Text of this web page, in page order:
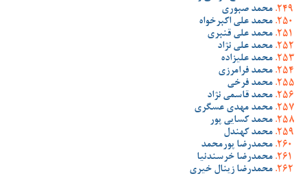
محمد صبوری
محمد علی اکبرخواه
محمد علی قنبری
محمد علی نژاد
محمد علیزاده
محمد فرامرزی
محمد فرخی
محمد قاسمی نژاد
محمد مهدی عسگری
محمد کسایی پور
محمد کهندل
محمدرضا پورمحمد
محمدرضا خرسندنیا
محمدرضا زینال خیری